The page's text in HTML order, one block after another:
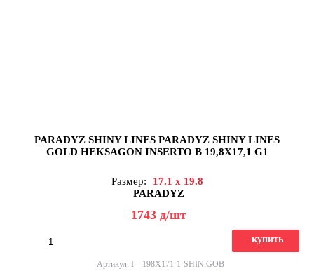
PARADYZ SHINY LINES PARADYZ SHINY LINES
GOLD HEKSAGON INSERTO B 19,8X17,1 G1
Размер:
17.1 x 19.8
PARADYZ
1743 д/шт
купить
Артикул: I---198X171-1-SHIN.GOB